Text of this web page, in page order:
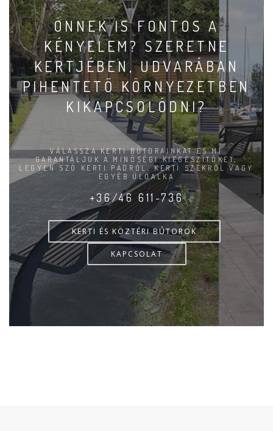
ÖNNEK IS FONTOS A
KÉNYELEM? SZERETNE
KERTJÉBEN, UDVARÁBAN
PIHENTETŐ KÖRNYEZETBEN
KIKAPCSOLÓDNI?
VÁLASSZA KERTI BÚTORAINKAT ÉS MI
GARANTÁLJUK A MINŐSÉGI KIEGÉSZÍTŐKET,
LEGYEN SZÓ KERTI PADRÓL, KERTI SZÉKRŐL VAGY
EGYÉB ÜLŐALKA
+36/46 611-736
KERTI ÉS KÖZTÉRI BÚTOROK
KAPCSOLAT